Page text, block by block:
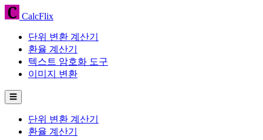
CalcFlix
단위 변환 계산기
환율 계산기
텍스트 암호화 도구
이미지 변환
☰
단위 변환 계산기
환율 계산기